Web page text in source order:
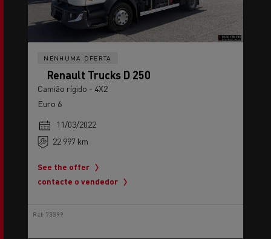
NENHUMA OFERTA
Renault Trucks D 250
Camião rígido - 4X2
Euro 6
11/03/2022
22 997 km
See the offer
contacte o vendedor
Ref: 73399